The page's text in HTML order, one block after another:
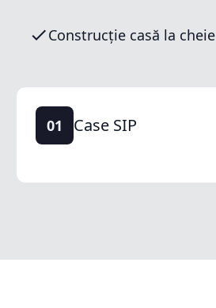
Construcție casă la cheie
01 Case SIP